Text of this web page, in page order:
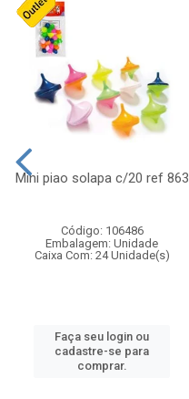
Mini piao solapa c/20 ref 863
Código: 106486
Embalagem: Unidade
Caixa Com: 24 Unidade(s)
Faça seu login ou
cadastre-se para
comprar.